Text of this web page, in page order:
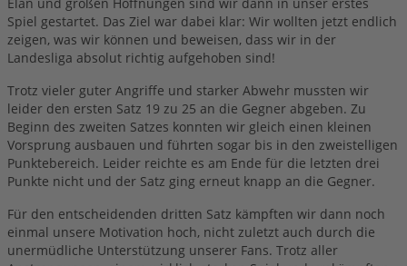
Rohr-frei
Tai Ginseng
Spiel gestartet. Das Ziel war dabei klar: Wir wollten jetzt endlich
zeigen, was wir können und beweisen, dass wir in der
Landesliga absolut richtig aufgehoben sind!
Trotz vieler guter Angriffe und starker Abwehr mussten wir
leider den ersten Satz 19 zu 25 an die Gegner abgeben. Zu
Beginn des zweiten Satzes konnten wir gleich einen kleinen
Vorsprung ausbauen und führten sogar bis in den zweistelligen
Punktebereich. Leider reichte es am Ende für die letzten drei
Punkte nicht und der Satz ging erneut knapp an die Gegner.
Für den entscheidenden dritten Satz kämpften wir dann noch
einmal unsere Motivation hoch, nicht zuletzt auch durch die
unermüdliche Unterstützung unserer Fans. Trotz aller